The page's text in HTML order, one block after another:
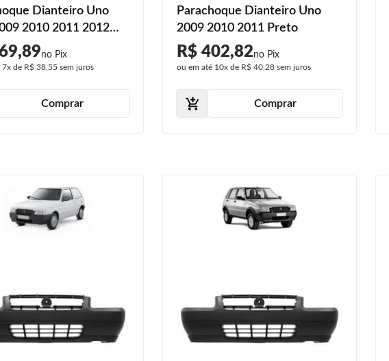
Dianteiro Uno
2010 2011 2012
Texturizado
7xde R$ 38,55 sem juros
Comprar
Parachoque Dianteiro Uno
2009 2010 2011 Preto
R$ 402,82
ou em até 10x de R$ 40,28 sem juros
Comprar